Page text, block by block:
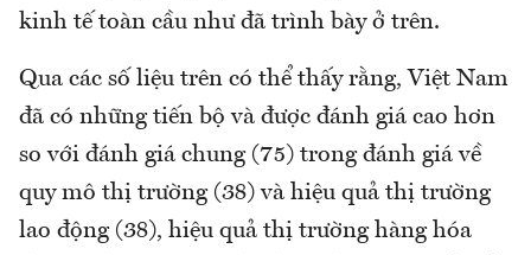
kinh tế toàn cầu như đã trình bày ở trên.
Qua các số liệu trên có thể thấy rằng, Việt Nam
đã có những tiến bộ và được đánh giá cao hơn
so với đánh giá chung (75) trong đánh giá về
quy mô thị trường (38) và hiệu quả thị trường
lao động (38), hiệu quả thị trường hàng hóa